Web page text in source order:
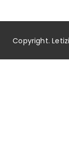
Copyright.